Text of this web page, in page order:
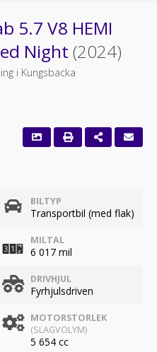
5.7 V8 HEMI
Night (2024)
i Kungsbacka
BILTYP
Transportbil (med flak)
MILTAL
6 017 mil
DRIVHJUL
Fyrhjulsdriven
MOTORSTORLEK
(SLAGVOLYM)
5 654 cc